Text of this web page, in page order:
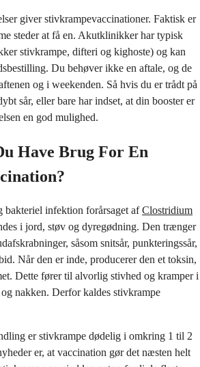
giver stivkrampevaccinationer. Faktisk er
steder at få en. Akutklinikker har typisk
stivkrampe, difteri og kighoste) og kan
Du behøver ikke en aftale, og de
og i weekenden. Så hvis du er trådt på
sår, eller bare har indset, at din booster er
en god mulighed.
Have Brug For En
bakteriel infektion forårsaget afClostridium
i jord, støv og dyregødning. Den trænger
såsom snitsår, punkteringssår,
Når den er inde, producerer den et toksin,
Dette fører til alvorlig stivhed og kramper i
nakken. Derfor kaldes stivkrampe
er stivkrampe dødelig i omkring 1 til 2
er, at vaccination gør det næsten helt